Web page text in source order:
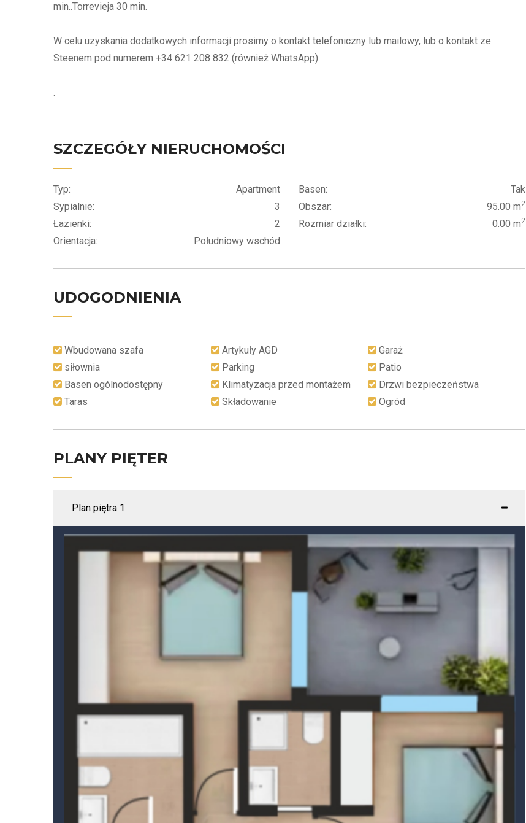
min..Torrevieja 30 min.
W celu uzyskania dodatkowych informacji prosimy o kontakt telefoniczny lub mailowy, lub o kontakt ze
Steenem pod numerem +34 621 208 832 (również WhatsApp)
.
SZCZEGÓŁY NIERUCHOMOŚCI
Typ:
Apartment
Sypialnie:
3
Łazienki:
2
Orientacja:
Południowy wschód
Basen:
Tak
Obszar:
95.00 m2
Rozmiar działki: 0.00 m2
UDOGODNIENIA
Wbudowana szafa Artykuły AGD
Garaż
siłownia
Parking
Patio
Basen ogólnodostępny
Klimatyzacja przed montażem
Drzwi bezpieczeństwa
Taras
Składowanie Ogród
PLANY PIĘTER
Plan piętra 1